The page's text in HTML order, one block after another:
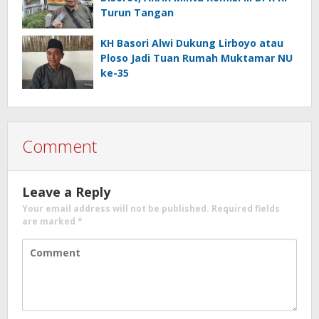
Turun Tangan
KH Basori Alwi Dukung Lirboyo atau
Ploso Jadi Tuan Rumah Muktamar NU
ke-35
Comment
Leave a Reply
Your email address will not be published. Required fields
are marked *